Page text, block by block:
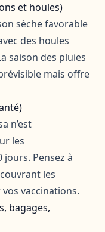
et houles)
sèche favorable
des houles
saison des pluies
mais offre
n’est
les
jours. Pensez à
les
vaccinations.
bagages,